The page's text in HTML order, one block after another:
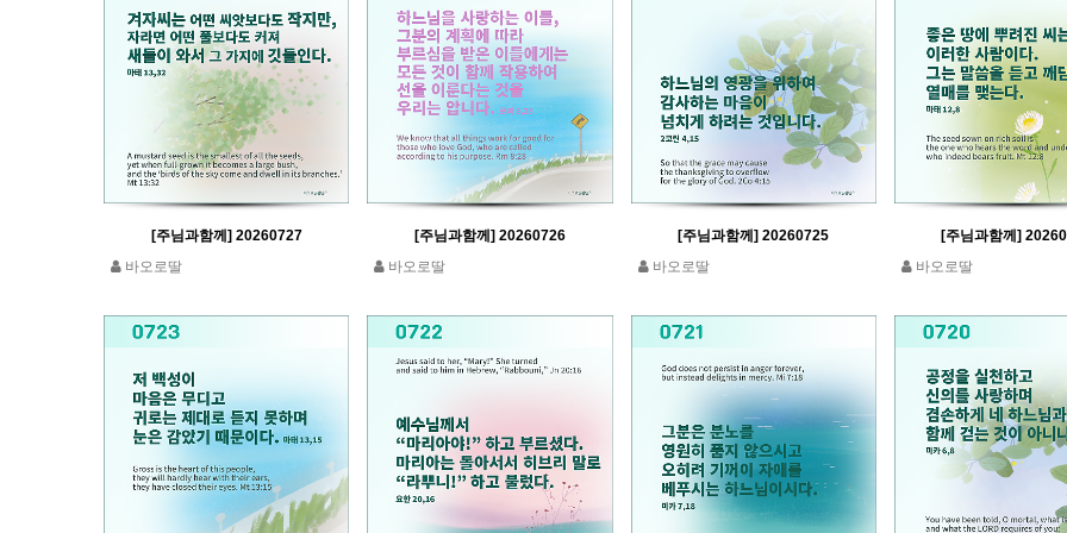
[주님과함께] 20260727
바오로딸
[주님과함께] 20260726
바오로딸
[주님과함께] 20260725
바오로딸
[주님과함께]
바오로딸